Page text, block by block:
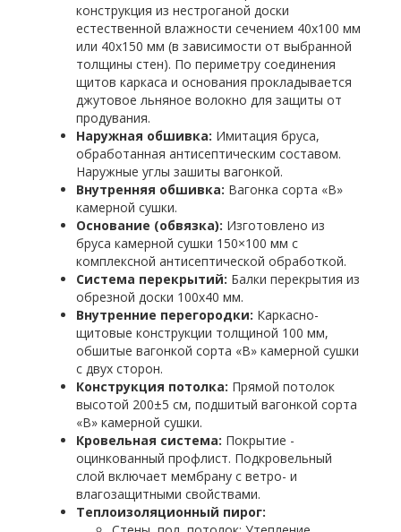
конструкция из нестроганой доски
естественной влажности сечением 40х100 мм
или 40х150 мм (в зависимости от выбранной
толщины стен). По периметру соединения
щитов каркаса и основания прокладывается
джутовое льняное волокно для защиты от
продувания.
Наружная обшивка: Имитация бруса,
обработанная антисептическим составом.
Наружные углы зашиты вагонкой.
Внутренняя обшивка: Вагонка сорта «В»
камерной сушки.
Основание (обвязка): Изготовлено из
бруса камерной сушки 150×100 мм с
комплексной антисептической обработкой.
Система перекрытий: Балки перекрытия из
обрезной доски 100х40 мм.
Внутренние перегородки: Каркасно-
щитовые конструкции толщиной 100 мм,
обшитые вагонкой сорта «В» камерной сушки
с двух сторон.
Конструкция потолка: Прямой потолок
высотой 200±5 см, подшитый вагонкой сорта
«В» камерной сушки.
Кровельная система: Покрытие -
оцинкованный профлист. Подкровельный
слой включает мембрану с ветро- и
влагозащитными свойствами.
Теплоизоляционный пирог: